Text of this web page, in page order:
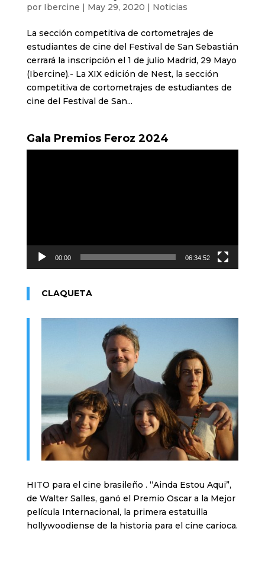
por Ibercine | May 29, 2020 | Noticias
La sección competitiva de cortometrajes de
estudiantes de cine del Festival de San Sebastián
cerrará la inscripción el 1 de julio Madrid, 29 Mayo
(Ibercine).- La XIX edición de Nest, la sección
competitiva de cortometrajes de estudiantes de
cine del Festival de San...
Gala Premios Feroz 2024
00:00 06:34:52
CLAQUETA
HITO para el cine brasileño . “Ainda Estou Aqui”,
de Walter Salles, ganó el Premio Oscar a la Mejor
película Internacional, la primera estatuilla
hollywoodiense de la historia para el cine carioca.